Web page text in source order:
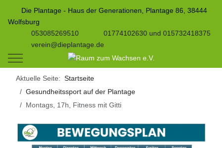
Die Plantage - Haus der Generationen, Plantage 86, 38444
Wolfsburg
053085269510
01774102630 und 015732418375
verein@dieplantage.de
Mobile Menu Toggle
Aktuelle Seite:Startseite
Gesundheitssport auf der Plantage
Montags, 17h, Fitness mit Gitti